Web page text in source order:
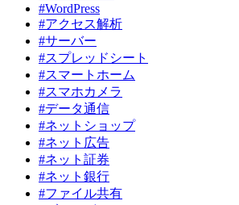
#WordPress
#アクセス解析
#サーバー
#スプレッドシート
#スマートホーム
#スマホカメラ
#データ通信
#ネットショップ
#ネット広告
#ネット証券
#ネット銀行
#ファイル共有